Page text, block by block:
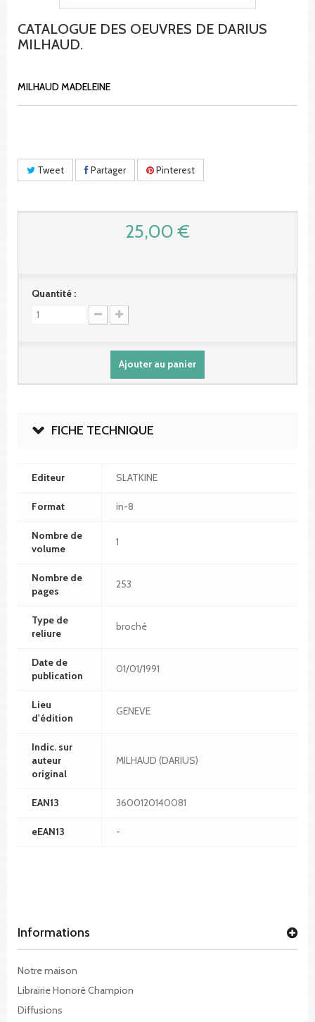
CATALOGUE DES OEUVRES DE DARIUS
MILHAUD.
MILHAUD MADELEINE
Tweet Partager Pinterest
25,00 €
Quantité :
Ajouter au panier
FICHE TECHNIQUE
Editeur SLATKINE
Format in-8
Nombre de
volume
1
Nombre de
pages
253
Type de
reliure
broché
Date de
publication
01/01/1991
Lieu
d'édition
GENEVE
Indic. sur
auteur
original
MILHAUD (DARIUS)
EAN13 3600120140081
eEAN13 -
Informations
Notre maison
Librairie Honoré Champion
Diffusions